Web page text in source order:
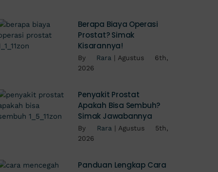
Berapa Biaya Operasi
Prostat? Simak
Kisarannya!
By Rara | Agustus 6th,
2026
Penyakit Prostat
Apakah Bisa Sembuh?
Simak Jawabannya
By Rara | Agustus 5th,
2026
Panduan Lengkap Cara